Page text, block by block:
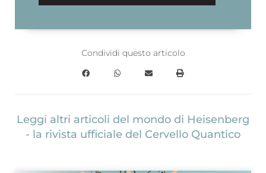
Condividi questo articolo
Leggi altri articoli del mondo di Heisenberg
- la rivista ufficiale del Cervello Quantico